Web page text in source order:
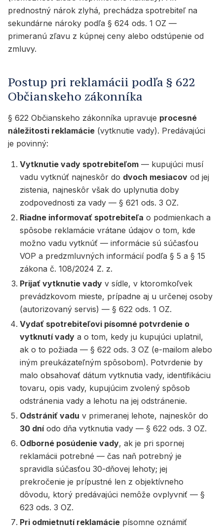
prednostný nárok zlyhá, prechádza spotrebiteľ na
sekundárne nároky podľa § 624 ods. 1 OZ —
primeranú zľavu z kúpnej ceny alebo odstúpenie od
zmluvy.
Postup pri reklamácii podľa § 622
Občianskeho zákonníka
§ 622 Občianskeho zákonníka upravuje procesné
náležitosti reklamácie (vytknutie vady). Predávajúci
je povinný:
Vytknutie vady spotrebiteľom — kupujúci musí
vadu vytknúť najneskôr do dvoch mesiacov od jej
zistenia, najneskôr však do uplynutia doby
zodpovednosti za vady — § 621 ods. 3 OZ.
Riadne informovať spotrebiteľa o podmienkach a
spôsobe reklamácie vrátane údajov o tom, kde
možno vadu vytknúť — informácie sú súčasťou
VOP a predzmluvných informácií podľa § 5 a § 15
zákona č. 108/2024 Z. z.
Prijať vytknutie vady v sídle, v ktoromkoľvek
prevádzkovom mieste, prípadne aj u určenej osoby
(autorizovaný servis) — § 622 ods. 1 OZ.
Vydať spotrebiteľovi písomné potvrdenie o
vytknutí vady a o tom, kedy ju kupujúci uplatnil,
ak o to požiada — § 622 ods. 3 OZ (e-mailom alebo
iným preukázateľným spôsobom). Potvrdenie by
malo obsahovať dátum vytknutia vady, identifikáciu
tovaru, opis vady, kupujúcim zvolený spôsob
odstránenia vady a lehotu na jej odstránenie.
Odstrániť vadu v primeranej lehote, najneskôr do
30 dníodo dňa vytknutia vady — § 622 ods. 3 OZ.
Odborné posúdenie vady, ak je pri spornej
reklamácii potrebné — čas naň potrebný je
spravidla súčasťou 30-dňovej lehoty; jej
prekročenie je prípustné len z objektívneho
dôvodu, ktorý predávajúci nemôže ovplyvniť — §
623 ods. 3 OZ.
Pri odmietnutí reklamácie písomne oznámiť